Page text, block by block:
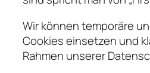
Wir können temporäre
Cookies einsetzen und
Rahmen unserer